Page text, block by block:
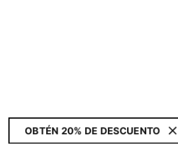
OBTÉN 20% DE DESCUENTO